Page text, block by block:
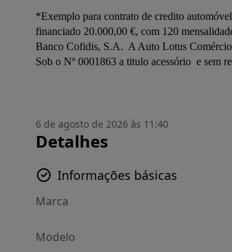
*Exemplo para contrato de credito
financiado 20.000,00 €, com 120
Banco Cofidis, S.A.  A Auto Lotus
6 de agosto de 2026 às 11:40
Detalhes
Informações básicas
Marca
Modelo